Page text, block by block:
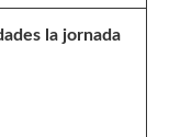
la jornada